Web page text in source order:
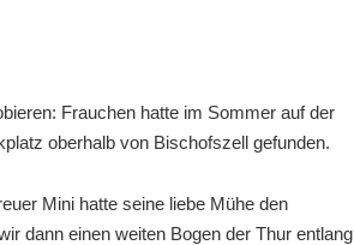
Frauchen hatte im Sommer auf der
oberhalb von Bischofszell gefunden.
Mini hatte seine liebe Mühe den
dann einen weiten Bogen der Thur entlang